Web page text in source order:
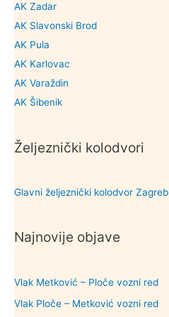
AK Zadar
AK Slavonski Brod
AK Pula
AK Karlovac
AK Varaždin
AK Šibenik
Željeznički kolodvori
Glavni željeznički kolodvor Zagreb
Najnovije objave
Vlak Metković – Ploče vozni red
Vlak Ploče – Metković vozni red